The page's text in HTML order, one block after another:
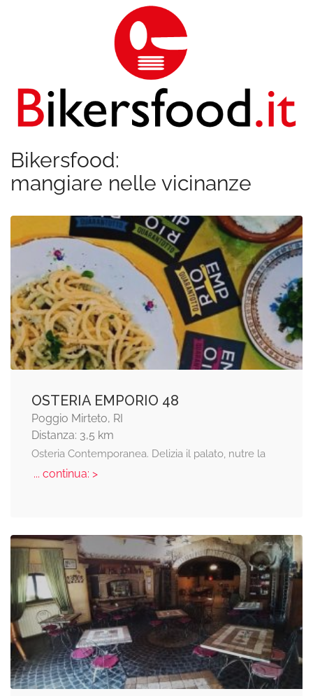
Bikersfood:
mangiare nelle vicinanze
OSTERIA EMPORIO 48
Poggio Mirteto, RI
Distanza: 3,5 km
Osteria Contemporanea. Delizia il palato, nutre la
... continua: >